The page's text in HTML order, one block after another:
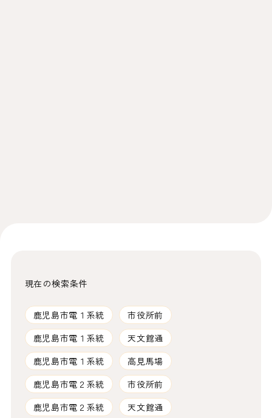
現在の検索条件
鹿児島市電１系統 市役所前
鹿児島市電１系統 天文館通
鹿児島市電１系統 高見馬場
鹿児島市電２系統 市役所前
鹿児島市電２系統 天文館通